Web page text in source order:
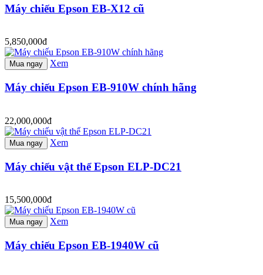
Máy chiếu Epson EB-X12 cũ
5,850,000đ
Mua ngay Xem
Máy chiếu Epson EB-910W chính hãng
22,000,000đ
Mua ngay Xem
Máy chiếu vật thể Epson ELP-DC21
15,500,000đ
Mua ngay Xem
Máy chiếu Epson EB-1940W cũ